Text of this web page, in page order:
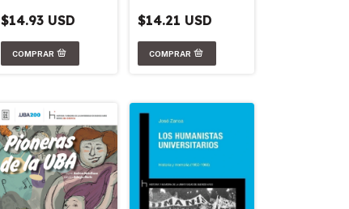
$14.93 USD $14.21 USD